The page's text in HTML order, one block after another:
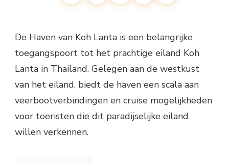
De Haven van Koh Lanta is een belangrijke
toegangspoort tot het prachtige eiland Koh
Lanta in Thailand. Gelegen aan de westkust
van het eiland, biedt de haven een scala aan
veerbootverbindingen en cruise mogelijkheden
voor toeristen die dit paradijselijke eiland
willen verkennen.